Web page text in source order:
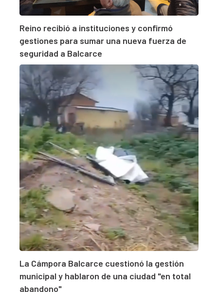
Reino recibió a instituciones y confirmó
gestiones para sumar una nueva fuerza de
seguridad a Balcarce
La Cámpora Balcarce cuestionó la gestión
municipal y hablaron de una ciudad "en total
abandono"